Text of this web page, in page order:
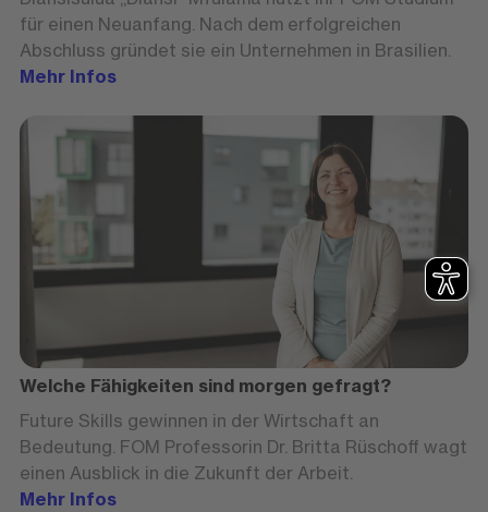
für einen Neuanfang. Nach dem erfolgreichen
Abschluss gründet sie ein Unternehmen in Brasilien.
Mehr Infos
Welche Fähigkeiten sind morgen gefragt?
Future Skills gewinnen in der Wirtschaft an
Bedeutung. FOM Professorin Dr. Britta Rüschoff wagt
einen Ausblick in die Zukunft der Arbeit.
Mehr Infos